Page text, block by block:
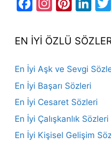
EN İYİ ÖZLÜ
En İyi Aşk ve Sevgi
En İyi Başarı Sözleri
En İyi Cesaret Sözleri
En İyi Çalışkanlık Sözleri
En İyi Kişisel Gelişim